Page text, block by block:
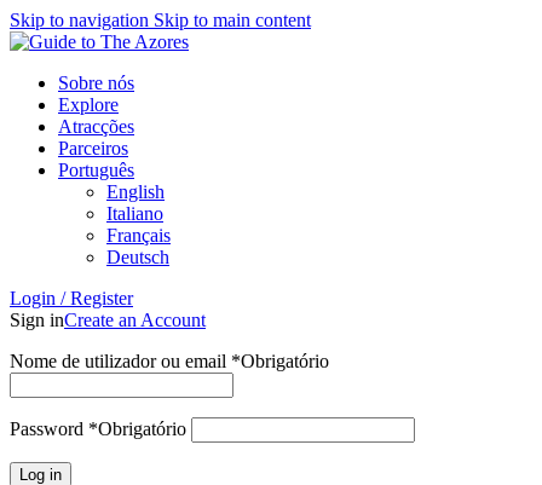
Skip to navigation Skip to main content
Sobre nós
Explore
Atracções
Parceiros
Português
English
Italiano
Français
Deutsch
Login / Register
Sign inCreate an Account
Nome de utilizador ou email *Obrigatório
Password *Obrigatório
Log in